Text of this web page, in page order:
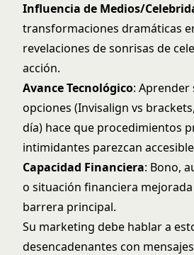
Influencia de Medios/
transformaciones dramáticas
revelaciones de sonrisas de
acción.
Avance Tecnológico: Aprender
opciones (Invisalign vs
día) hace que procedimientos
intimidantes parezcan
Capacidad Financiera: Bono,
o situación financiera
barrera principal.
Su marketing debe hablar a
desencadenantes con